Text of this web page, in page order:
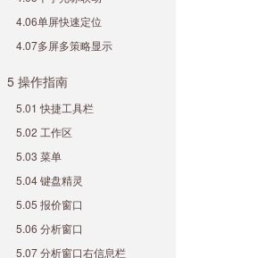
4.06单屏快速定位
4.07多屏多策略显示
5 操作指南
5.01 快捷工具栏
5.02 工作区
5.03 菜单
5.04 键盘精灵
5.05 报价窗口
5.06 分析窗口
5.07 分析窗口右信息栏